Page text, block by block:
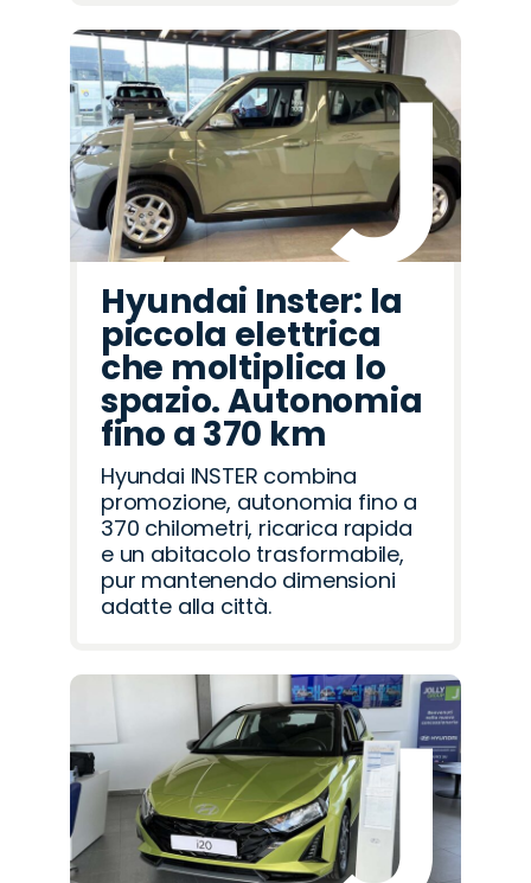
Hyundai Inster: la
piccola elettrica
che moltiplica lo
spazio. Autonomia
fino a 370 km
Hyundai INSTER combina
promozione, autonomia fino a
370 chilometri, ricarica rapida
e un abitacolo trasformabile,
pur mantenendo dimensioni
adatte alla città.